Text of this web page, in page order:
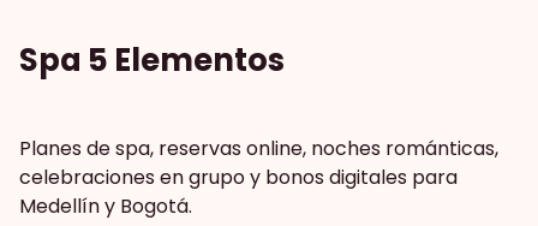
Spa 5 Elementos
Planes de spa, reservas online, noches románticas,
celebraciones en grupo y bonos digitales para
Medellín y Bogotá.